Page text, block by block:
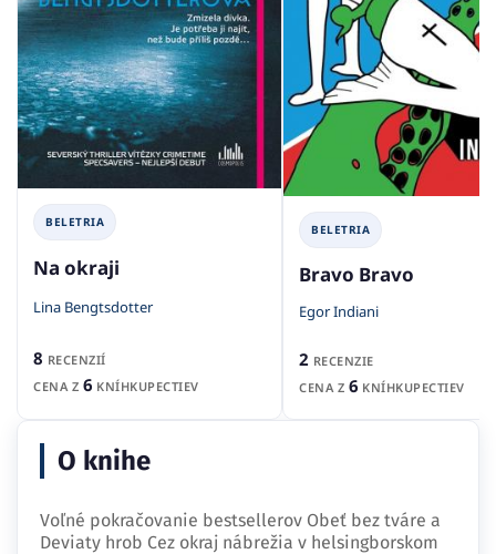
BELETRIA
Na okraji
Lina Bengtsdotter
8 RECENZIÍ
CENA Z 6 KNÍHKUPECTIEV
BELETRIA
Bravo Bravo
Egor Indiani
2 RECENZIE
CENA Z 6 KNÍHKUPECTIEV
O knihe
Voľné pokračovanie bestsellerov Obeť bez tváre a
Deviaty hrob Cez okraj nábrežia v helsingborskom